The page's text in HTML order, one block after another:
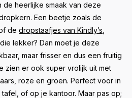
de heerlijke smaak van deze
Een beetje zoals de
de dropstaafjes van Kindly’s
lekker? Dan moet je deze
maar frisser en dus een fruitig
zien er ook super vrolijk uit met
roze en groen. Perfect voor in
of op je kantoor. Maar pas op;